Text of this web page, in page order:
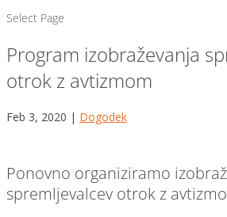
Select Page
Program izobraževanja
otrok z avtizmom
Feb 3, 2020 | Dogodek
Ponovno organiziramo
spremljevalcev otrok z